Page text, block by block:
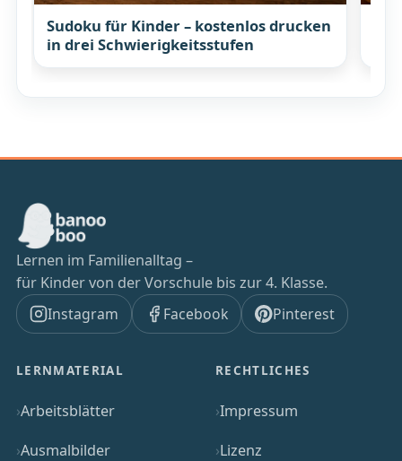
Sudoku für Kinder – kostenlos drucken
in drei Schwierigkeitsstufen
Lernen im Familienalltag –
für Kinder von der Vorschule bis zur 4. Klasse.
Instagram
Facebook Pinterest
LERNMATERIAL
Arbeitsblätter
Ausmalbilder
RECHTLICHES
Impressum
Lizenz